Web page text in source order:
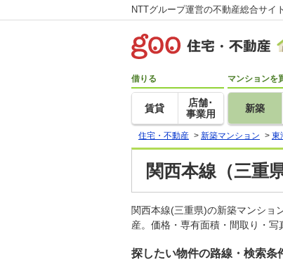
NTTグループ運営の不動産総合サイ
借りる
賃貸
店舗･
事業用
マンションを
新築
住宅・不動産 > 新築マンション > 東
関西本線（三重
関西本線(三重県)の新築マンショ
産。価格・専有面積・間取り・
探したい物件の路線・検索条